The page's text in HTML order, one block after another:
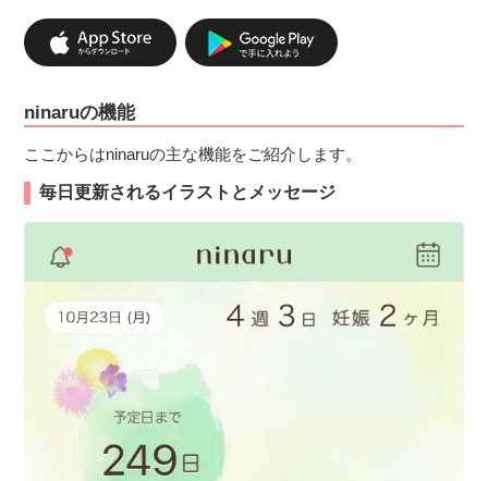
ninaruの機能
ここからはninaruの主な機能をご紹介します。
毎日更新されるイラストとメッセージ